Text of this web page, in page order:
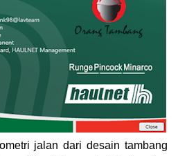
jalan dari desain tambang